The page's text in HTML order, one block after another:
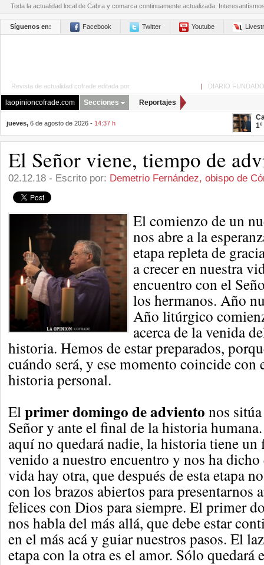
Toda la actualidad local de Cabra y comarca continuamente actualizada.
Síguenos en: Facebook Twitter Youtube
Revista de actualidad cofrade editada por | DIARIO
laopinioncofrade.com Secciones Reportajes
jueves, 6 de agosto de 2026 - 14:37 h
El Señor viene, tiempo de
02.12.18 - Escrito por: Demetrio Fernández, obispo de
El comienzo de un
nos abre a la
etapa repleta de
a crecer en nuestra
encuentro con el
los hermanos. Año
Año litúrgico
acerca de la venida
historia. Hemos de estar preparados,
cuándo será, y ese momento coincide con
historia personal.
Elprimer domingo de adviento nos
Señor y ante el final de la historia
aquí no quedará nadie, la historia tiene un
venido a nuestro encuentro y nos ha dicho
vida hay otra, que después de esta etapa
con los brazos abiertos para presentarnos
felices con Dios para siempre. El primer
nos habla del más allá, que debe estar
en el más acá y guiar nuestros pasos. El
etapa con la otra es el amor. Sólo quedará